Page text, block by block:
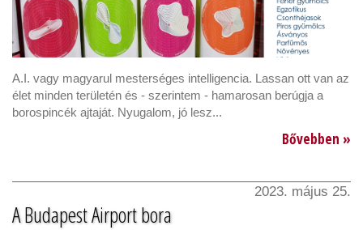
A.I. vagy magyarul mesterséges intelligencia. Lassan ott van az
élet minden területén és - szerintem - hamarosan berúgja a
borospincék ajtaját. Nyugalom, jó lesz...
Bővebben »
2023. május 25.
A Budapest Airport bora